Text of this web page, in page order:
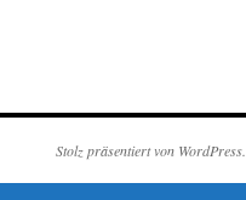
Stolz präsentiert von WordPress.